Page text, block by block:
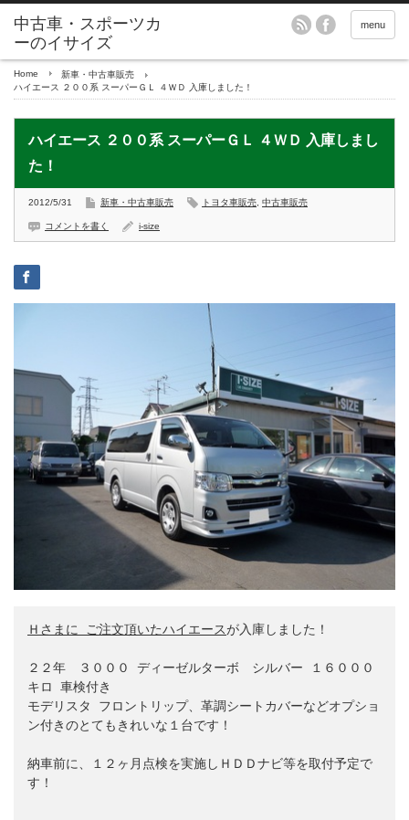
menu
Home
新車・中古車販売
ハイエース ２００系 スーパーＧＬ ４ＷＤ 入庫しました！
ハイエース ２００系 スーパーＧＬ ４ＷＤ 入庫しまし
た！
2012/5/31 新車・中古車販売 トヨタ車販売 中古車販売
コメントを書く i-size
Ｈ さまに ご注文頂いたハイエースが入庫しました！
２２年　３０００ ディーゼルターボ　シルバー １６０００
キロ 車検付き
モデリスタ フロントリップ、革調シートカバーなどオプショ
ン付きのとてもきれいな１台です！
納車前に、１２ヶ月点検を実施しＨＤＤナビ等を取付予定で
す！